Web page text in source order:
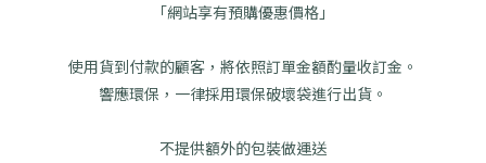
「網站享有預購優惠價格」
使用貨到付款的顧客，將依照訂單金額酌量收訂金。
響應環保，一律採用環保破壞袋進行出貨。
不提供額外的包裝做運送